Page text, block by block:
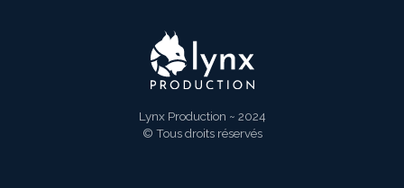
Lynx Production ~ 2024
© Tous droits réservés